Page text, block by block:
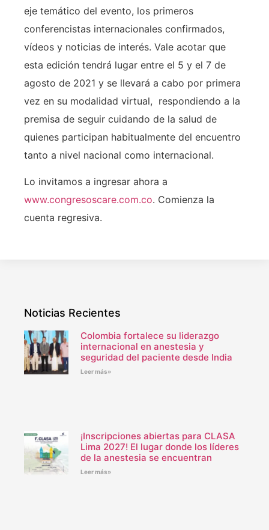
eje temático del evento, los primeros
conferencistas internacionales confirmados,
vídeos y noticias de interés. Vale acotar que
esta edición tendrá lugar entre el 5 y el 7 de
agosto de 2021 y se llevará a cabo por primera
vez en su modalidad virtual, respondiendo a la
premisa de seguir cuidando de la salud de
quienes participan habitualmente del encuentro
tanto a nivel nacional como internacional.
Lo invitamos a ingresar ahora a
www.congresoscare.com.co. Comienza la
cuenta regresiva.
Noticias Recientes
Colombia fortalece su liderazgo
internacional en anestesia y
seguridad del paciente desde India
Leer más»
¡Inscripciones abiertas para CLASA
Lima 2027! El lugar donde los líderes
de la anestesia se encuentran
Leer más»